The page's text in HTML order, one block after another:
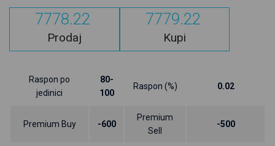
7778.22
Prodaj
7779.22
Kupi
Raspon po
jedinici
80-
100
Raspon (%) 0.02
Premium Buy -600
Premium
Sell
-500